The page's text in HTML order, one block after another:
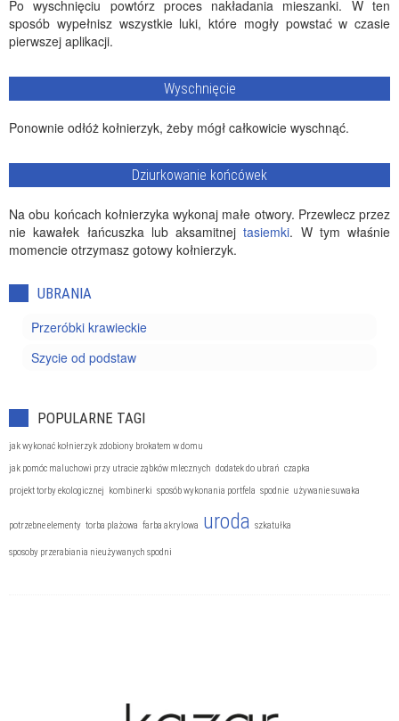
Po wyschnięciu powtórz proces nakładania mieszanki. W ten
sposób wypełnisz wszystkie luki, które mogły powstać w czasie
pierwszej aplikacji.
Wyschnięcie
Ponownie odłóż kołnierzyk, żeby mógł całkowicie wyschnąć.
Dziurkowanie końcówek
Na obu końcach kołnierzyka wykonaj małe otwory. Przewlecz przez
nie kawałek łańcuszka lub aksamitnejtasiemki. W tym właśnie
momencie otrzymasz gotowy kołnierzyk.
UBRANIA
Przeróbki krawieckie
Szycie od podstaw
POPULARNE TAGI
jak wykonać kołnierzyk zdobiony brokatem w domu
jak pomóc maluchowi przy utracie ząbków mlecznych dodatek do ubrań czapka
projekt torby ekologicznej kombinerki sposób wykonania portfela spodnie używanie suwaka
potrzebne elementy torba plażowa farba akrylowa uroda szkatułka
sposoby przerabiania nieużywanych spodni